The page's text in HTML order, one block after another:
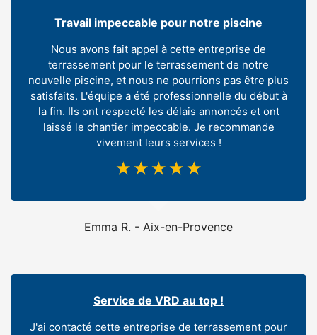
Emma R. - Aix-en-Provence
Travail impeccable pour notre piscine
Nous avons fait appel à cette entreprise de
terrassement pour le terrassement de notre
nouvelle piscine, et nous ne pourrions pas être plus
satisfaits. L'équipe a été professionnelle du début à
la fin. Ils ont respecté les délais annoncés et ont
laissé le chantier impeccable. Je recommande
vivement leurs services !
☆ ☆ ☆ ☆ ☆
Service de VRD au top !
J'ai contacté cette entreprise de terrassement pour